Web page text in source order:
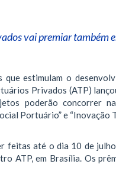
vai premiar também
estimulam o
Privados (ATP)
poderão concorrer
Portuário” e “Inovação
feitas até o dia 10 de
ATP, em Brasília. Os